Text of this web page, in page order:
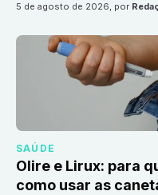
5 de agosto de 2026, por
SAÚDE
Olire e Lirux: para
como usar as